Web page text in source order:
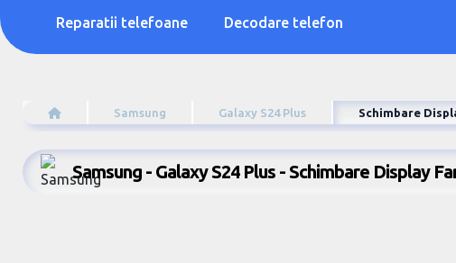
Reparatii telefoane Decodare telefon
Samsung Galaxy S24 Plus Schimbare
Samsung - Galaxy S24 Plus - Schimbare Display